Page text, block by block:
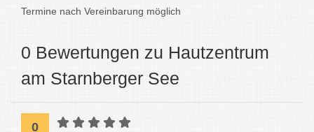
Termine nach Vereinbarung möglich
0 Bewertungen zu Hautzentrum
am Starnberger See
0